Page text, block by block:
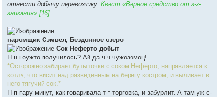
отнести добычу перевозчику. Квест «Верное средство от з-з-
заикания» [16].
паромщик Сэмвел, Бездонное озеро
Сок Неферто добыт
Н-н-неужто получилось? Ай да ч-ч-чужеземец!
*Осторожно забирает бутылочки с соком Неферто, направляется к
котлу, что висит над разведенным на берегу костром, и выливает в
него тягучий сок.*
П-п-пару минут, как говаривала т-т-торговка, и забурлит. А там уж с-